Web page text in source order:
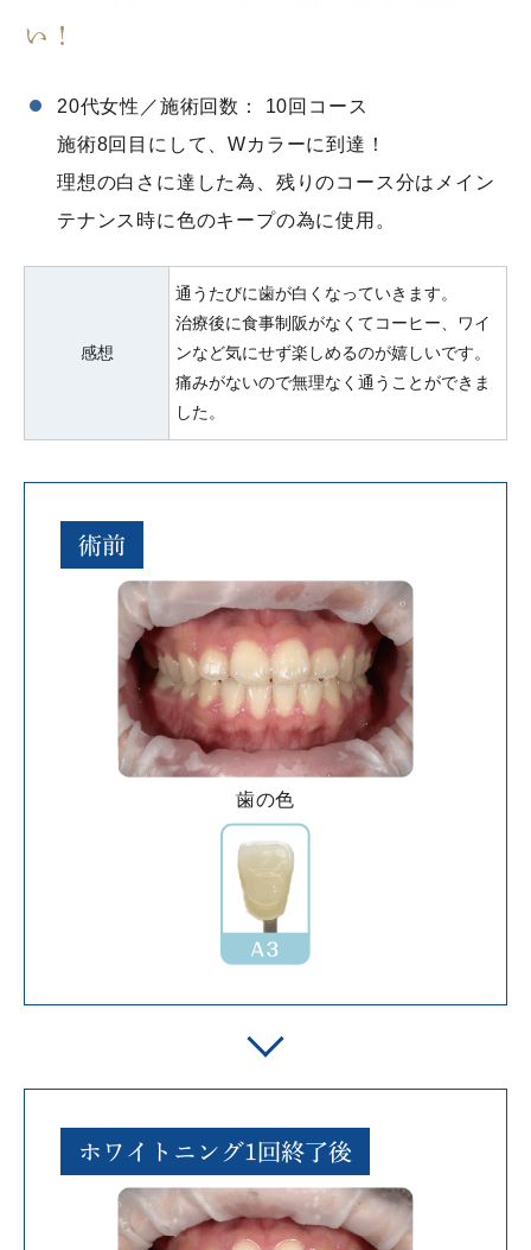
い！
20代女性／施術回数： 10回コース
施術8回目にして、Wカラーに到達！
理想の白さに達した為、残りのコース分はメイン
テナンス時に色のキープの為に使用。
感想
通うたびに歯が白くなっていきます。
治療後に食事制阪がなくてコーヒー、ワイ
ンなど気にせず楽しめるのが嬉しいです。
痛みがないので無理なく通うことができま
した。
術前
歯の色
ホワイトニング1回終了後